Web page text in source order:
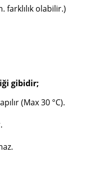
farklılık olabilir.)
gibidir;
(Max 30 °C).